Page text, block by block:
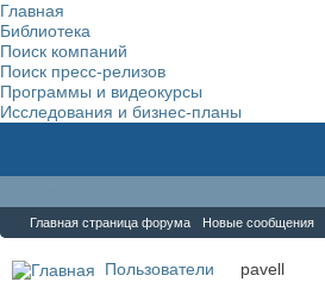
Главная
Библиотека
Поиск компаний
Поиск пресс-релизов
Программы и видеокурсы
Исследования и бизнес-планы
Главная страница форума Новые сообщения
Пользователи pavell